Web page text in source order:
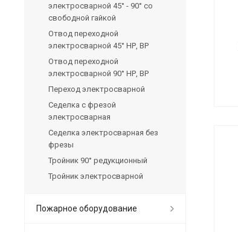
электросварной 45° - 90° со
свободной гайкой
Отвод переходной
электросварной 45° НР, ВР
Отвод переходной
электросварной 90° НР, ВР
Переход электросварной
Седелка с фрезой
электросварная
Седелка электросварная без
фрезы
Тройник 90° редукционный
Тройник электросварной
Пожарное оборудование